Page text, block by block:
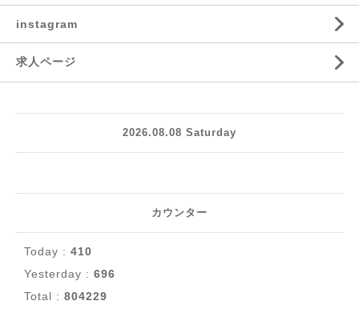
instagram
求人ページ
2026.08.08 Saturday
カウンター
Today : 410
Yesterday : 696
Total : 804229